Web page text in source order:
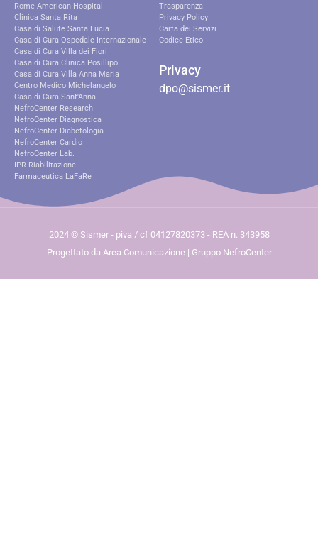
Rome American Hospital
Clinica Santa Rita
Casa di Salute Santa Lucia
Casa di Cura Ospedale Internazionale
Casa di Cura Villa dei Fiori
Casa di Cura Clinica Posillipo
Casa di Cura Villa Anna Maria
Centro Medico Michelangelo
Casa di Cura Sant'Anna
NefroCenter Research
NefroCenter Diagnostica
NefroCenter Diabetologia
NefroCenter Cardio
NefroCenter Lab.
IPR Riabilitazione
Farmaceutica LaFaRe
Trasparenza
Privacy Policy
Carta dei Servizi
Codice Etico
Privacy
dpo@sismer.it
2024 © Sismer - piva / cf 04127820373 - REA n. 343958
Progettato da Area Comunicazione | Gruppo NefroCenter